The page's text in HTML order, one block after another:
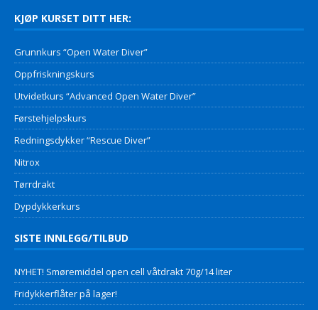
KJØP KURSET DITT HER:
Grunnkurs “Open Water Diver”
Oppfriskningskurs
Utvidetkurs “Advanced Open Water Diver”
Førstehjelpskurs
Redningsdykker “Rescue Diver”
Nitrox
Tørrdrakt
Dypdykkerkurs
SISTE INNLEGG/TILBUD
NYHET! Smøremiddel open cell våtdrakt 70g/14 liter
Fridykkerflåter på lager!